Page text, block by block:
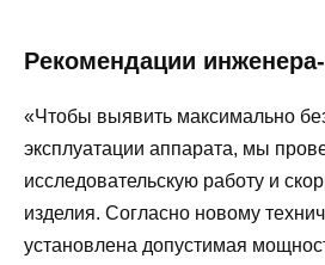
Рекомендации
«Чтобы выявить максимально
эксплуатации аппарата, мы
исследовательскую работу и
изделия. Согласно новому
установлена допустимая